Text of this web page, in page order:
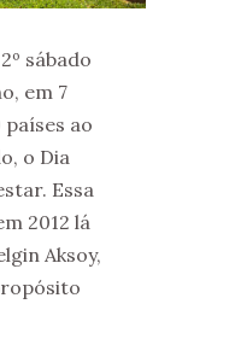
sábado
em 7
ao
o Dia
Essa
2012 lá
Aksoy,